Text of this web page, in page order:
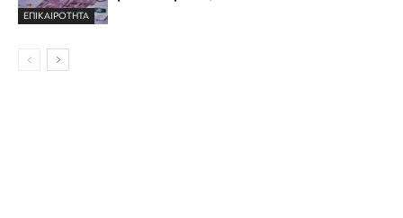
ΕΠΙΚΑΙΡΟΤΗΤΑ